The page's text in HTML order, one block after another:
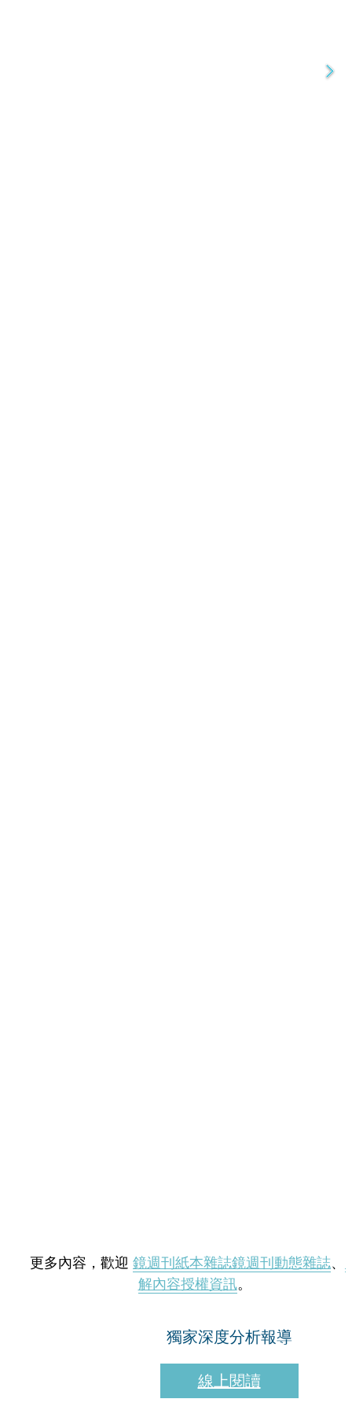
更多內容，歡迎 鏡週刊紙本雜誌鏡週刊動態雜誌、
解內容授權資訊。
獨家深度分析報導
線上閱讀